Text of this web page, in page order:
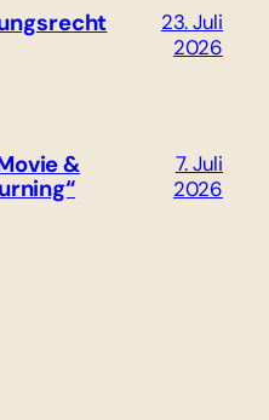
23. Juli
2026
&
7. Juli
2026